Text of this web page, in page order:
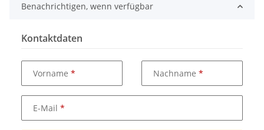
Benachrichtigen, wenn verfügbar
Kontaktdaten
Vorname Nachname
E-Mail